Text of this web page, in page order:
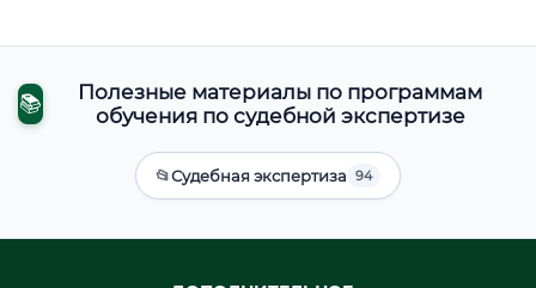
📚
Полезные материалы по программам
обучения по судебной экспертизе
📂Судебная экспертиза 94